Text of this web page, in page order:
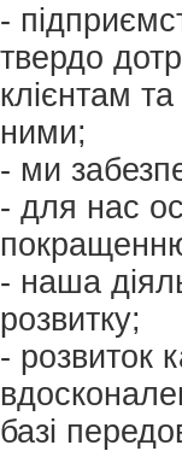
-
твердо
клієнтам
ними;
- ми
- для нас
- наша
розвитку;
- розвиток
базі